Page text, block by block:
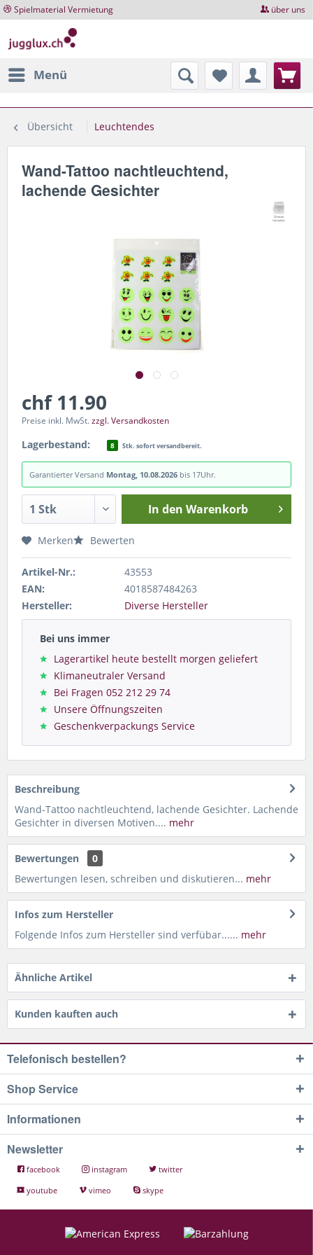
Spielmaterial Vermietung über uns
Menü
Übersicht Leuchtendes
Wand-Tattoo nachtleuchtend,
lachende Gesichter
chf 11.90
Preise inkl. MwSt.zzgl. Versandkosten
Lagerbestand: 8 Stk. sofort versandbereit.
Garantierter Versand Montag, 10.08.2026 bis 17Uhr.
In den Warenkorb
Merken Bewerten
Artikel-Nr.:
43553
EAN:
4018587484263
Hersteller:
Diverse Hersteller
Bei uns immer
Lagerartikel heute bestellt morgen geliefert
Klimaneutraler Versand
Bei Fragen 052 212 29 74
Unsere Öffnungszeiten
Geschenkverpackungs Service
Beschreibung
Wand-Tattoo nachtleuchtend, lachende Gesichter. Lachende
Gesichter in diversen Motiven.... mehr
Bewertungen
0
Bewertungen lesen, schreiben und diskutieren... mehr
Infos zum Hersteller
Folgende Infos zum Hersteller sind verfübar...... mehr
Ähnliche Artikel
Kunden kauften auch
Telefonisch bestellen?
Shop Service
Informationen
Newsletter
facebook instagram
twitter
youtube
vimeo skype